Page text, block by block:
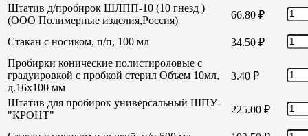
Штатив д/пробирок ШЛПП-10 (10 гнезд )
(ООО Полимерные изделия,Россия)
66.80 ₽
Стакан с носиком, п/п, 100 мл 34.50 ₽
Пробирки конические полистироловые с
градуировкой с пробкой стерил Объем 10мл,
д.16х100 мм
3.40 ₽
Штатив для пробирок универсальный ШПУ-
"КРОНТ"
225.00 ₽